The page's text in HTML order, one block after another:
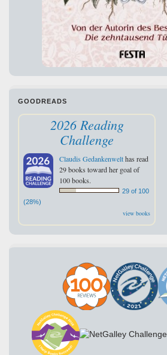
GOODREADS
2026 Reading
Challenge
Claudis Gedankenwelthas read
29 books toward her goal of
100 books.
29 of 100
(28%)
view books